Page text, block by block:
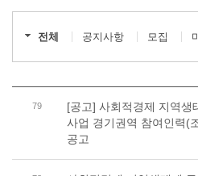
전체 공지사항 모집
79
[공고] 사회적경제 지역생
사업 경기권역 참여인력(
공고